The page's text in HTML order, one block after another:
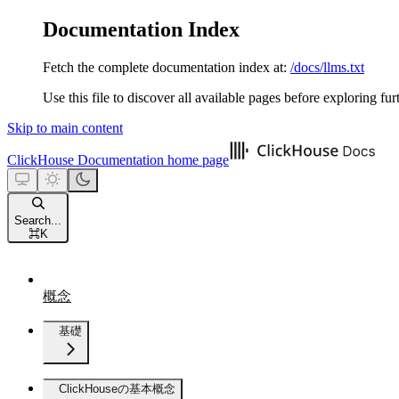
Documentation Index
Fetch the complete documentation index at: /docs/llms.txt
Use this file to discover all available pages before exploring
Skip to main content
ClickHouse Documentation home page
Search...
⌘K
概念
基礎
ClickHouseの基本概念